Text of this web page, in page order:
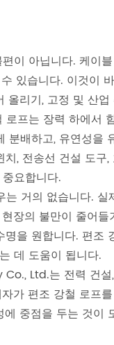
이 아닙니다. 케이
있습니다. 이것이
올리기, 고정 및 산
프는 장력 하에서
배하고, 유연성을
, 전송선 건설 도
요합니다.
거의 없습니다.
장의 불만이 줄어
을 원합니다. 편
데 도움이 됩니다.
Ltd.는 전력 건설
가 편조 강철 로프
중점을 두는 것이